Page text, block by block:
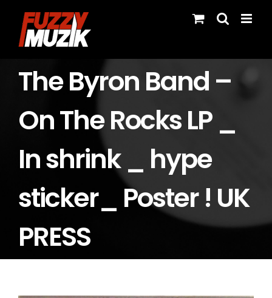
content
The Byron Band –
On The Rocks LP _
In shrink _ hype
sticker_ Poster ! UK
PRESS